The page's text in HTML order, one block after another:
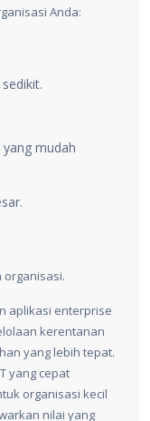
Anda:
mudah
organisasi.
aplikasi enterprise
kerentanan
yang lebih tepat.
yang cepat
organisasi kecil
nilai yang